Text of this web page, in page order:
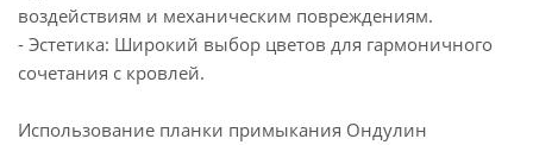
воздействиям и механическим повреждениям.
- Эстетика: Широкий выбор цветов для гармоничного
сочетания с кровлей.
Использование планки примыкания Ондулин